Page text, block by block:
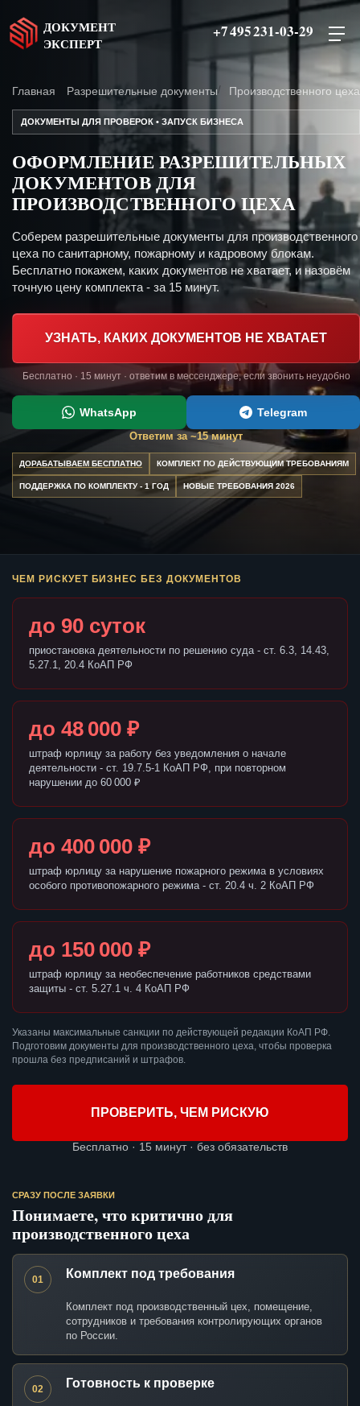
ДОКУМЕНТ
ЭКСПЕРТ
+7 495 231-03-29
Главная Разрешительные документы Производственного цеха
ДОКУМЕНТЫ ДЛЯ ПРОВЕРОК • ЗАПУСК БИЗНЕСА
ОФОРМЛЕНИЕ РАЗРЕШИТЕЛЬНЫХ
ДОКУМЕНТОВ ДЛЯ
ПРОИЗВОДСТВЕННОГО ЦЕХА
Соберем разрешительные документы для производственного
цеха по санитарному, пожарному и кадровому блокам.
Бесплатно покажем, каких документов не хватает, и назовём
точную цену комплекта - за 15 минут.
УЗНАТЬ, КАКИХ ДОКУМЕНТОВ НЕ ХВАТАЕТ
Бесплатно · 15 минут · ответим в мессенджере, если звонить неудобно
WhatsApp Telegram
Ответим за ~15 минут
ДОРАБАТЫВАЕМ БЕСПЛАТНО КОМПЛЕКТ ПО ДЕЙСТВУЮЩИМ ТРЕБОВАНИЯМ
ПОДДЕРЖКА ПО КОМПЛЕКТУ - 1 ГОД НОВЫЕ ТРЕБОВАНИЯ 2026
ЧЕМ РИСКУЕТ БИЗНЕС БЕЗ ДОКУМЕНТОВ
до 90 суток
приостановка деятельности по решению суда - ст. 6.3, 14.43,
5.27.1, 20.4 КоАП РФ
до 48 000 ₽
штраф юрлицу за работу без уведомления о начале
деятельности - ст. 19.7.5-1 КоАП РФ, при повторном
нарушении до 60 000 ₽
до 400 000 ₽
штраф юрлицу за нарушение пожарного режима в условиях
особого противопожарного режима - ст. 20.4 ч. 2 КоАП РФ
до 150 000 ₽
штраф юрлицу за необеспечение работников средствами
защиты - ст. 5.27.1 ч. 4 КоАП РФ
Указаны максимальные санкции по действующей редакции КоАП РФ.
Подготовим документы для производственного цеха, чтобы проверка
прошла без предписаний и штрафов.
ПРОВЕРИТЬ, ЧЕМ РИСКУЮ
Бесплатно · 15 минут · без обязательств
СРАЗУ ПОСЛЕ ЗАЯВКИ
Понимаете, что критично для
производственного цеха
01 Комплект под требования
Комплект под производственный цех, помещение,
сотрудников и требования контролирующих органов
по России.
02 Готовность к проверке